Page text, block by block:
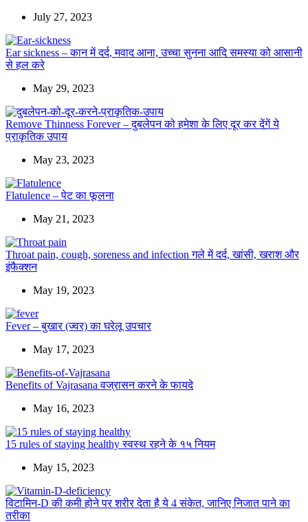
July 27, 2023
Ear sickness – कान में दर्द, मवाद आना, उच्चा सुनना आदि समस्या को आसानी
से हल करे
May 29, 2023
Remove Thinness Forever – दुबलेपन को हमेशा के लिए दूर कर देंगें ये
प्राकृतिक उपाय
May 23, 2023
Flatulence – पेट का फूलना
May 21, 2023
Throat pain, cough, soreness and infection गले में दर्द, खांसी, खराश और
इंफैक्शन
May 19, 2023
Fever – बुखार (ज्वर) का घरेलू उपचार
May 17, 2023
Benefits of Vajrasana वज्रासन करने के फायदे
May 16, 2023
15 rules of staying healthy स्वस्थ रहने के १५ नियम
May 15, 2023
विटामिन-D की कमी होने पर शरीर देता है ये 4 संकेत, जानिए निजात पाने का
तरीका